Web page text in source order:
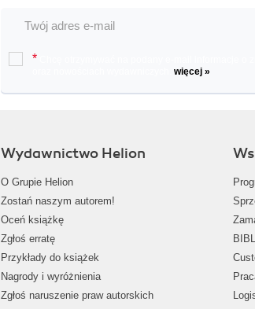
*
więcej »
Wydawnictwo Helion
O Grupie Helion
Zostań naszym autorem!
Oceń książkę
Zgłoś erratę
Przykłady do książek
Nagrody i wyróżnienia
Zgłoś naruszenie praw autorskich